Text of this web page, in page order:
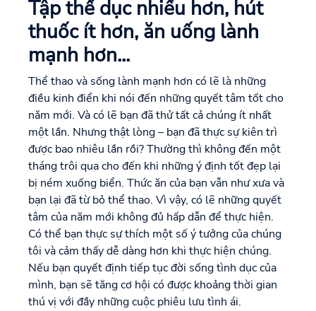
Tập thể dục nhiều hơn, hút
thuốc ít hơn, ăn uống lành
mạnh hơn...
Thể thao và sống lành mạnh hơn có lẽ là những
điều kinh điển khi nói đến những quyết tâm tốt cho
năm mới. Và có lẽ bạn đã thử tất cả chúng ít nhất
một lần. Nhưng thật lòng – bạn đã thực sự kiên trì
được bao nhiêu lần rồi? Thường thì không đến một
tháng trôi qua cho đến khi những ý định tốt đẹp lại
bị ném xuống biển. Thức ăn của bạn vẫn như xưa và
bạn lại đã từ bỏ thể thao. Vì vậy, có lẽ những quyết
tâm của năm mới không đủ hấp dẫn để thực hiện.
Có thể bạn thực sự thích một số ý tưởng của chúng
tôi và cảm thấy dễ dàng hơn khi thực hiện chúng.
Nếu bạn quyết định tiếp tục đời sống tình dục của
mình, bạn sẽ tăng cơ hội có được khoảng thời gian
thú vị với đầy những cuộc phiêu lưu tình ái.